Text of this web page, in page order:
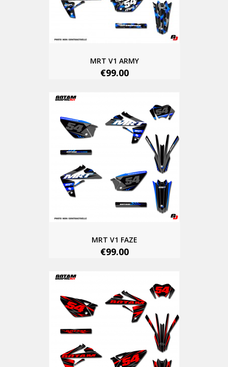
MRT V1 ARMY
€99.00
MRT V1 FAZE
€99.00